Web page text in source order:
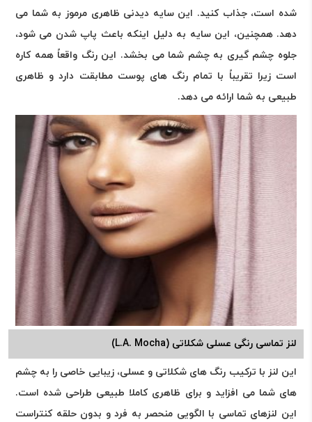
شده است، جذاب کنید. این سایه دیدنی ظاهری مرموز به شما می
دهد. همچنین، این سایه به دلیل اینکه باعث پاپ شدن می شود،
جلوه چشم گیری به چشم شما می بخشد. این رنگ واقعاً همه کاره
است زیرا تقریباً با تمام رنگ های پوست مطابقت دارد و ظاهری
طبیعی به شما ارائه می دهد.
لنز تماسی رنگی عسلی شکلاتی (L.A. Mocha)
این لنز با ترکیب رنگ های شکلاتی و عسلی، زیبایی خاصی را به چشم
های شما می افزاید و برای ظاهری کاملا طبیعی طراحی شده است.
این لنزهای تماسی با الگویی منحصر به فرد و بدون حلقه کنتراست